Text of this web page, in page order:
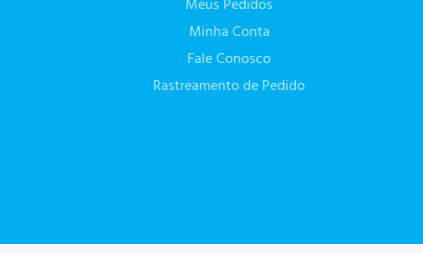
Meus Pedidos
Minha Conta
Fale Conosco
Rastreamento de Pedido